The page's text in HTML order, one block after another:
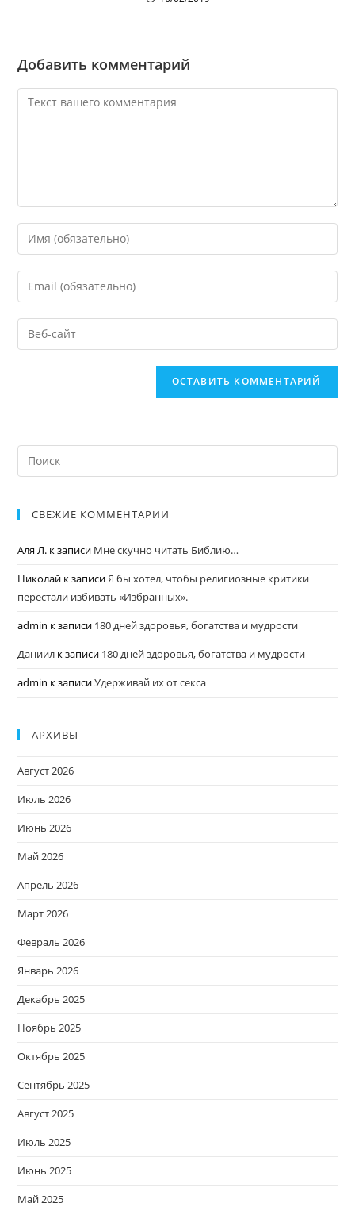
Добавить комментарий
СВЕЖИЕ КОММЕНТАРИИ
Аля Л. к записи Мне скучно читать Библию…
Николай к записиЯ бы хотел, чтобы религиозные критики
перестали избивать «Избранных».
admin к записи 180 дней здоровья, богатства и мудрости
Даниил к записи 180 дней здоровья, богатства и мудрости
admin к записиУдерживай их от секса
АРХИВЫ
Август 2026
Июль 2026
Июнь 2026
Май 2026
Апрель 2026
Март 2026
Февраль 2026
Январь 2026
Декабрь 2025
Ноябрь 2025
Октябрь 2025
Сентябрь 2025
Август 2025
Июль 2025
Июнь 2025
Май 2025